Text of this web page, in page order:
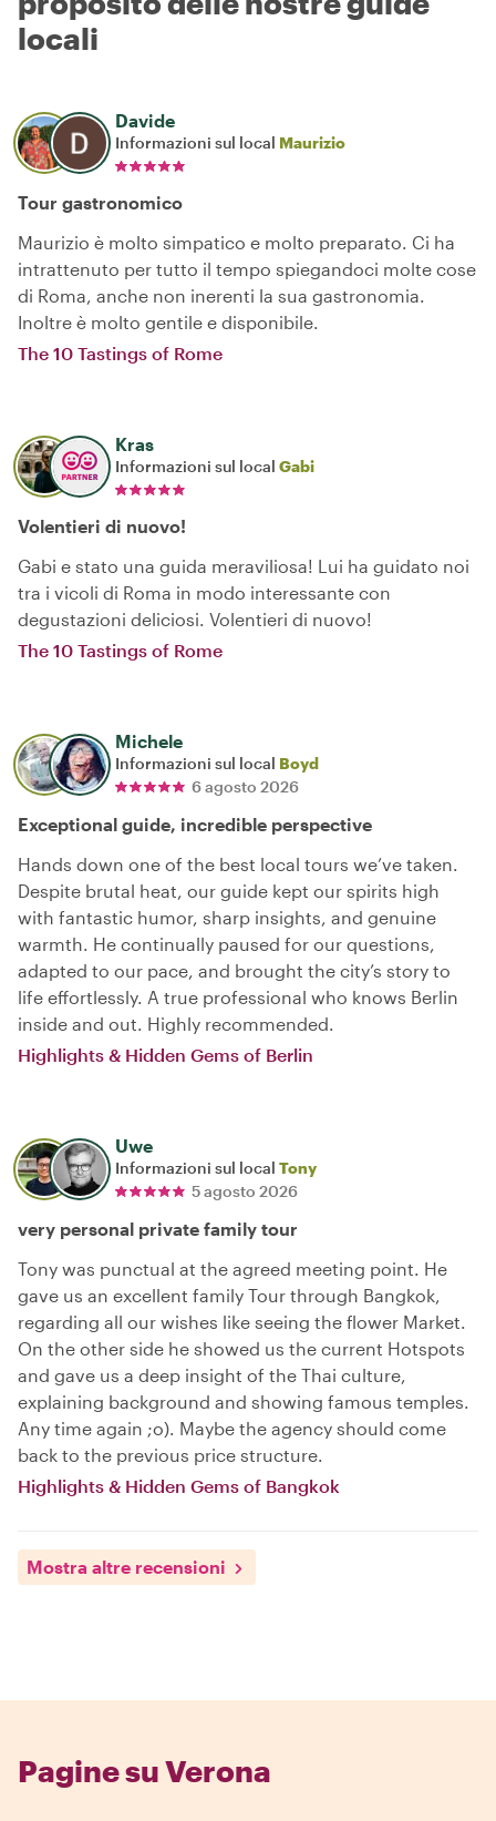
locali
Davide
Informazioni sul local Maurizio
Tour gastronomico
Maurizio è molto simpatico e molto preparato. Ci ha
intrattenuto per tutto il tempo spiegandoci molte cose
di Roma, anche non inerenti la sua gastronomia.
Inoltre è molto gentile e disponibile.
The 10 Tastings of Rome
Kras
Informazioni sul local Gabi
Volentieri di nuovo!
Gabi e stato una guida meraviliosa! Lui ha guidato noi
tra i vicoli di Roma in modo interessante con
degustazioni deliciosi. Volentieri di nuovo!
The 10 Tastings of Rome
Michele
Informazioni sul local Boyd
6 agosto 2026
Exceptional guide, incredible perspective
Hands down one of the best local tours we’ve taken.
Despite brutal heat, our guide kept our spirits high
with fantastic humor, sharp insights, and genuine
warmth. He continually paused for our questions,
adapted to our pace, and brought the city’s story to
life effortlessly. A true professional who knows Berlin
inside and out. Highly recommended.
Highlights & Hidden Gems of Berlin
Uwe
Informazioni sul local Tony
5 agosto 2026
very personal private family tour
Tony was punctual at the agreed meeting point. He
gave us an excellent family Tour through Bangkok,
regarding all our wishes like seeing the flower Market.
On the other side he showed us the current Hotspots
and gave us a deep insight of the Thai culture,
explaining background and showing famous temples.
Any time again ;o). Maybe the agency should come
back to the previous price structure.
Highlights & Hidden Gems of Bangkok
Mostra altre recensioni
Pagine su Verona